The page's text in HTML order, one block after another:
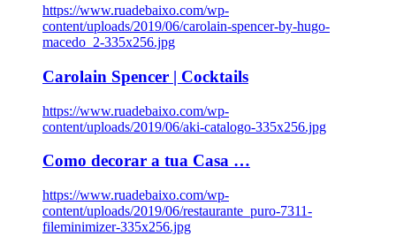
https://www.ruadebaixo.com/wp-
content/uploads/2019/06/carolain-spencer-by-hugo-
macedo_2-335x256.jpg
Carolain Spencer | Cocktails
https://www.ruadebaixo.com/wp-
content/uploads/2019/06/aki-catalogo-335x256.jpg
Como decorar a tua Casa …
https://www.ruadebaixo.com/wp-
content/uploads/2019/06/restaurante_puro-7311-
fileminimizer-335x256.jpg